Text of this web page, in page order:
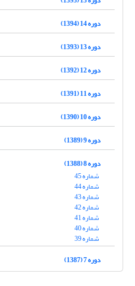
دوره 14 (1394)
دوره 13 (1393)
دوره 12 (1392)
دوره 11 (1391)
دوره 10 (1390)
دوره 9 (1389)
دوره 8 (1388)
شماره 45
شماره 44
شماره 43
شماره 42
شماره 41
شماره 40
شماره 39
دوره 7 (1387)